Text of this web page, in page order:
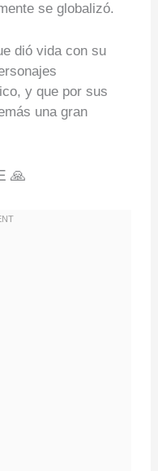
se globalizó.
dió vida con su
y que por sus
una gran
🙏